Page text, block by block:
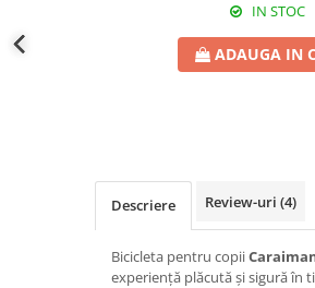
IN STOC
ADAUGA IN
Descriere Review-uri (4)
Bicicleta pentru copii
experiență plăcută și sigură în